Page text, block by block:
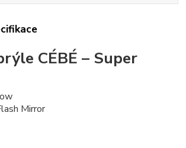
CÉBÉ – Super
Mirror